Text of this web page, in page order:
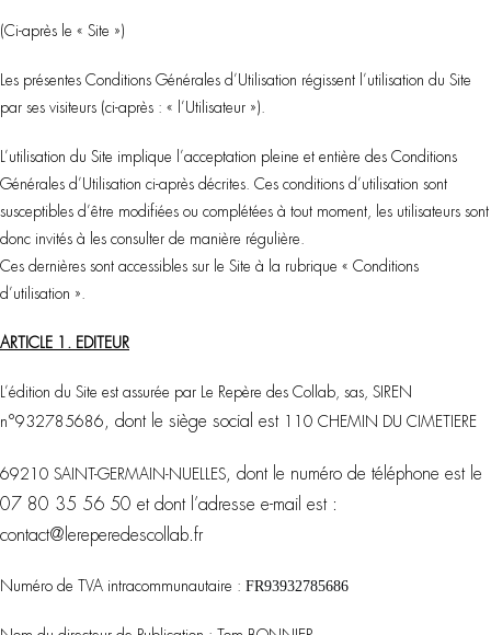
(Ci-après le « Site »)
Les présentes Conditions Générales d’Utilisation régissent l’utilisation du Site
par ses visiteurs (ci-après : « l’Utilisateur »).
L’utilisation du Site implique l’acceptation pleine et entière des Conditions
Générales d’Utilisation ci-après décrites. Ces conditions d’utilisation sont
susceptibles d’être modifiées ou complétées à tout moment, les utilisateurs sont
donc invités à les consulter de manière régulière.
Ces dernières sont accessibles sur le Site à la rubrique « Conditions
d’utilisation ».
ARTICLE 1. EDITEUR
L’édition du Site est assurée par Le Repère des Collab, sas, SIREN
n°932785686, dont le siège social est 110 CHEMIN DU CIMETIERE
69210 SAINT-GERMAIN-NUELLES, dont le numéro de téléphone est le
07 80 35 56 50 et dont l’adresse e-mail est :
contact@lereperedescollab.fr
Numéro de TVA intracommunautaire : FR93932785686